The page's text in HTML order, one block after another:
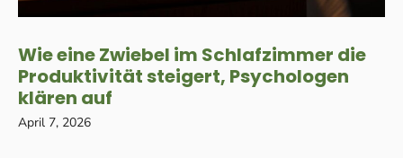
Wie eine Zwiebel im Schlafzimmer die
Produktivität steigert, Psychologen
klären auf
April 7, 2026